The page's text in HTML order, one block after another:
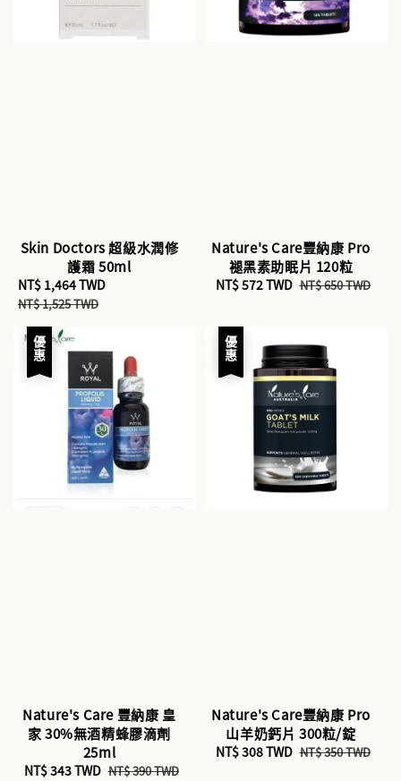
Skin Doctors 超級水潤修
護霜 50ml
Sale
price
NT$ 1,464 TWD
NT$ 1,525 TWD
Nature's Care豐納康 Pro
褪黑素助眠片 120粒
Sale
NT$ 572 TWD Regular
NT$ 650 TWD
優惠
Nature's Care 豐納康 皇
家 30%無酒精蜂膠滴劑
25ml
Sale
NT$ 343 TWD Regular
NT$ 390 TWD
優惠
Nature's Care豐納康 Pro
山羊奶鈣片 300粒/錠
Sale
NT$ 308 TWD Regular
NT$ 350 TWD